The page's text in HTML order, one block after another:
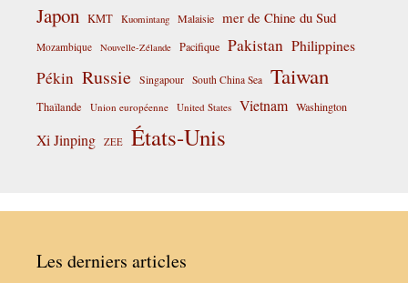
Japon KMT Kuomintang Malaisie mer de Chine du Sud
Mozambique Nouvelle-Zélande Pacifique Pakistan Philippines
Pékin Russie Singapour South China Sea Taiwan
Thaïlande Union européenne United States Vietnam Washington
Xi Jinping ZEE États-Unis
Les derniers articles